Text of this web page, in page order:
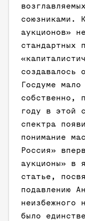
союзниками.
аукционов»
стандартных
создавалось
Госдуме
собственно,
году в этой
спектра
понимание
Россия»
аукционы» в
статье,
подавлению
неизбежного
было